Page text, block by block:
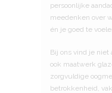
persoonlijke
meedenken over
én je goed te
Bij ons vind je niet
ook maatwerk
zorgvuldige
betrokkenheid,